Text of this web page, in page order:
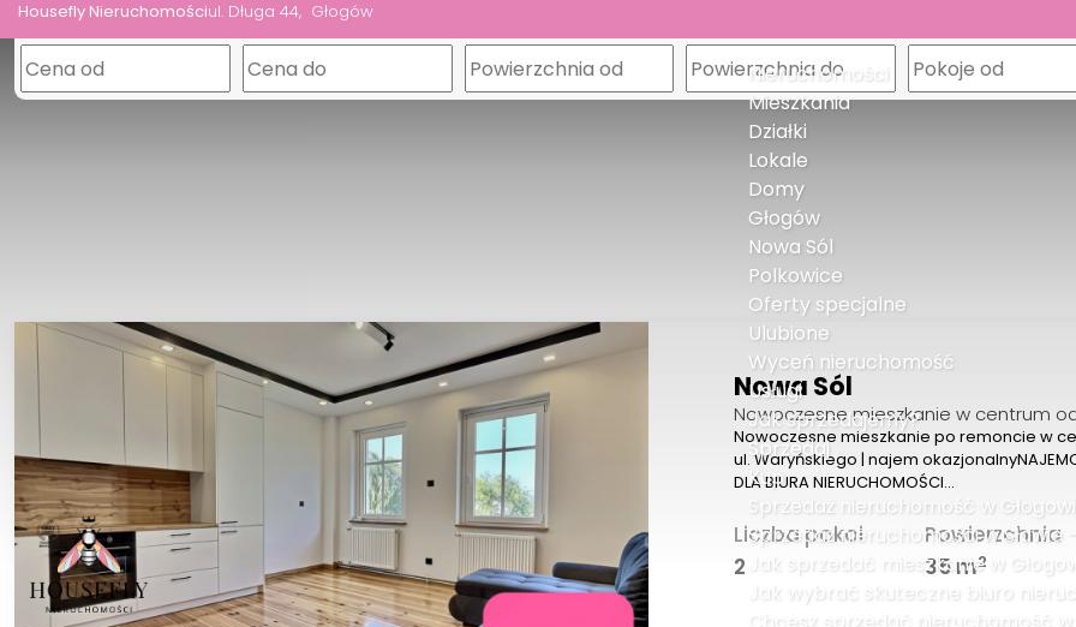
Housefly Nieruchomościul. Długa 44 Głogów
Nieruchomości
Mieszkania
Działki
Lokale
Domy
Głogów
Nowa Sól
Polkowice
Oferty specjalne
Ulubione
Wyceń nieruchomość
Usługi
Jak sprzedajemy?
Sprzedaj
Kup
Sprzedaż nieruchomość w
Sprzedaż nieruchomości w
Jak sprzedać mieszkanie w
Jak wybrać skuteczne biuro
Nowa Sól
Nowoczesne mieszkanie w centrum
Nowoczesne mieszkanie po remoncie w
ul. Waryńskiego | najem
DLA BIURA NIERUCHOMOŚCI…
Liczba pokoi
2
Powierzchnia
35 m2